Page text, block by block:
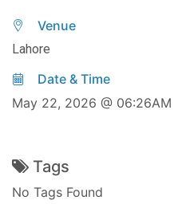
Venue
Lahore
Date & Time
May 22, 2026 @ 06:26AM
Tags
No Tags Found